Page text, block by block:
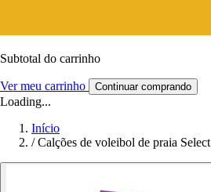
Subtotal do carrinho
Ver meu carrinho Continuar comprando
Loading...
Início
/ Calções de voleibol de praia Select